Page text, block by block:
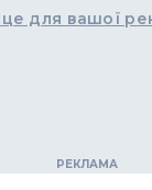
для вашої